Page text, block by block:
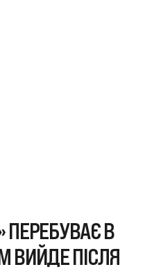
ПЕРЕБУВАЄ В
ВИЙДЕ ПІСЛЯ